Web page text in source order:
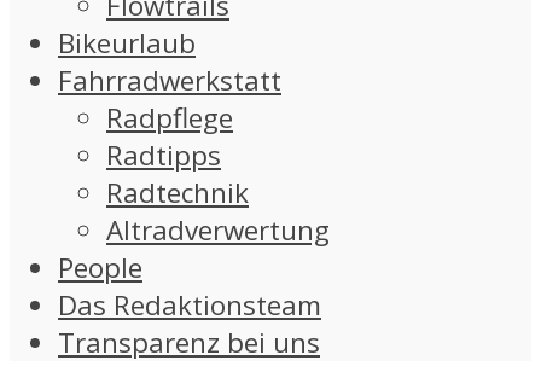
Bikeurlaub
Fahrradwerkstatt
Radpflege
Radtipps
Radtechnik
Altradverwertung
People
Das Redaktionsteam
Transparenz bei uns